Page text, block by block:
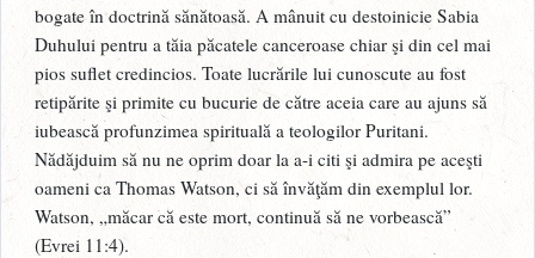
bogate în doctrină sănătoasă. A mânuit cu destoinicie Sabia
Duhului pentru a tăia păcatele canceroase chiar şi din cel mai
pios suflet credincios. Toate lucrările lui cunoscute au fost
retipărite şi primite cu bucurie de către aceia care au ajuns să
iubească profunzimea spirituală a teologilor Puritani.
Nădăjduim să nu ne oprim doar la a-i citi şi admira pe aceşti
oameni ca Thomas Watson, ci să învăţăm din exemplul lor.
Watson, „măcar că este mort, continuă să ne vorbească”
(Evrei 11:4).